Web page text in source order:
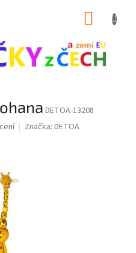
DETOA-13208
Značka: DETOA